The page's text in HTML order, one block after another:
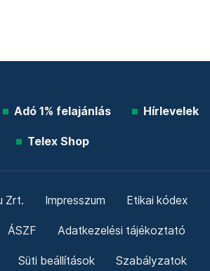
Adó 1% felajánlás Hírlevelek
Telex Shop
Zrt. Impresszum Etikai kódex
ÁSZF Adatkezelési tájékoztató
Süti beállítások Szabályzatok